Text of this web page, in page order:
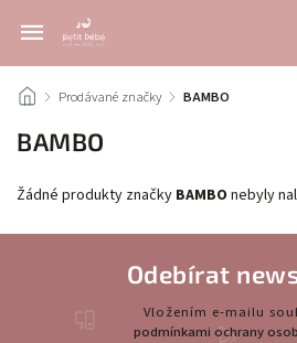
/ Prodávané značky / BAMBO
BAMBO
Žádné produkty značky BAMBO nebyly
Odebírat
Vložením e-mailu
podmínkami ochrany